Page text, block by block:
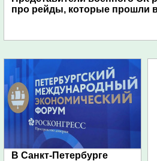
про рейды, которые прошли
В Санкт-Петербурге